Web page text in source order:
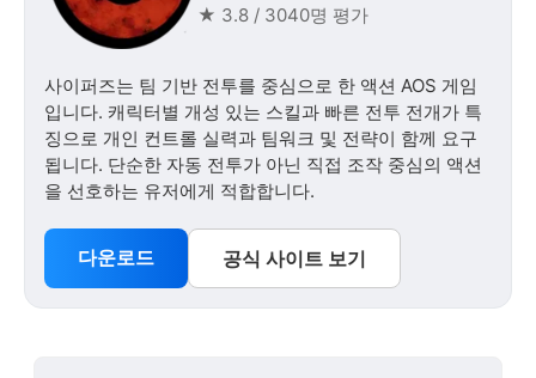
★ 3.8 / 3040명 평가
사이퍼즈는 팀 기반 전투를 중심으로 한 액션 AOS 게임
입니다. 캐릭터별 개성 있는 스킬과 빠른 전투 전개가 특
징으로 개인 컨트롤 실력과 팀워크 및 전략이 함께 요구
됩니다. 단순한 자동 전투가 아닌 직접 조작 중심의 액션
을 선호하는 유저에게 적합합니다.
다운로드 공식 사이트 보기